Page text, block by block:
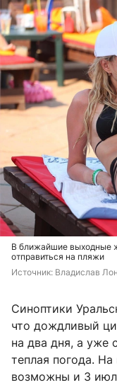
В ближайшие выходные
отправиться на пляжи
Источник: Владислав
Синоптики
что дождливый
на два дня, а уже
теплая погода.
возможны и 3